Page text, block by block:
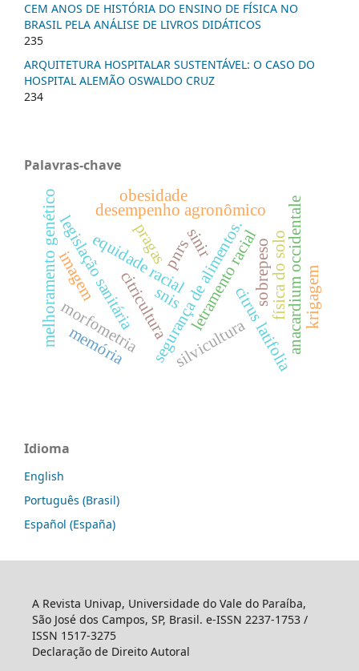
CEM ANOS DE HISTÓRIA DO ENSINO DE FÍSICA NO
BRASIL PELA ANÁLISE DE LIVROS DIDÁTICOS
235
ARQUITETURA HOSPITALAR SUSTENTÁVEL: O CASO DO
HOSPITAL ALEMÃO OSWALDO CRUZ
234
Palavras-chave
equidade racialletramento racial
segurança de alimentos.
legislação sanitária citrus latifolia
citricultura
melhoramento genético anacardium occidentale
desempenho agronômico
pragas
morfometria silvicultura
sobrepeso
obesidade
física do solo krigagem
pnrs
snis
sinir
memória
imagem
Idioma
English
Português (Brasil)
Español (España)
A Revista Univap, Universidade do Vale do Paraíba,
São José dos Campos, SP, Brasil. e-ISSN 2237-1753 /
ISSN 1517-3275
Declaração de Direito Autoral